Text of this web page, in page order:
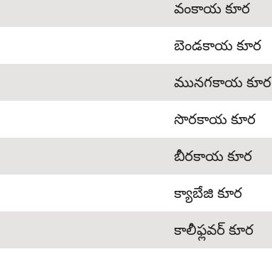
వంకాయ కూర
బెండకాయ కూర
మునగకాయ కూర
సొరకాయ కూర
బీరకాయ కూర
క్యాబేజి కూర
కాలీఫ్లవర్ కూర